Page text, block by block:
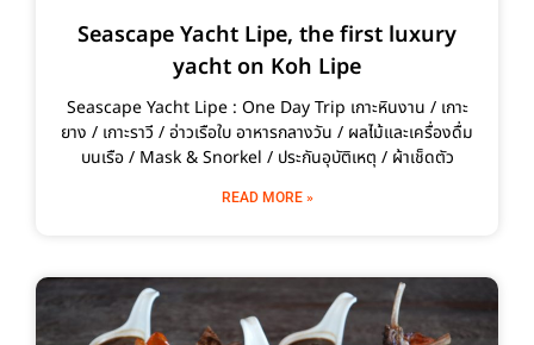
Seascape Yacht Lipe, the first luxury
yacht on Koh Lipe
Seascape Yacht Lipe : One Day Trip เกาะหินงาน / เกาะ
ยาง / เกาะราวี / อ่าวเรือใบ อาหารกลางวัน / ผลไม้และเครื่องดื่ม
บนเรือ / Mask & Snorkel / ประกันอุบัติเหตุ / ผ้าเช็ดตัว
READ MORE »